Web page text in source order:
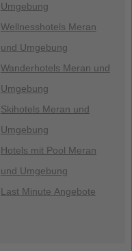
Umgebung
Wellnesshotels Meran
und Umgebung
Wanderhotels Meran und
Umgebung
Skihotels Meran und
Umgebung
Hotels mit Pool Meran
und Umgebung
Last Minute Angebote